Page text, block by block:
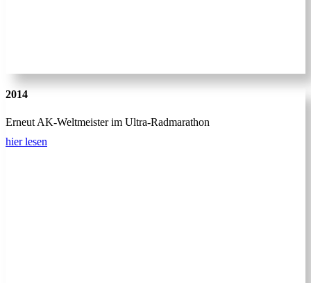
2014
Erneut AK-Weltmeister im Ultra-Radmarathon
hier lesen